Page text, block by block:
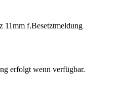
erfolgt wenn verfügbar.